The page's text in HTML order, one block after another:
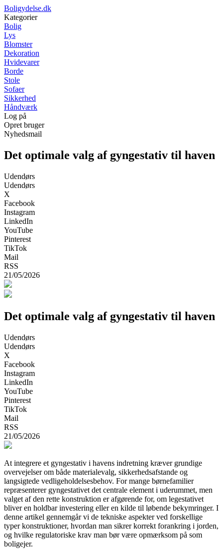
Boligydelse.dk
Kategorier
Bolig
Lys
Blomster
Dekoration
Hvidevarer
Borde
Stole
Sofaer
Sikkerhed
Håndværk
Log på
Opret bruger
Nyhedsmail
Det optimale valg af gyngestativ til haven
Udendørs
Udendørs
X
Facebook
Instagram
LinkedIn
YouTube
Pinterest
TikTok
Mail
RSS
21/05/2026
Det optimale valg af gyngestativ til haven
Udendørs
Udendørs
X
Facebook
Instagram
LinkedIn
YouTube
Pinterest
TikTok
Mail
RSS
21/05/2026
At integrere et gyngestativ i havens indretning kræver grundige
overvejelser om både materialevalg, sikkerhedsafstande og
langsigtede vedligeholdelsesbehov. For mange børnefamilier
repræsenterer gyngestativet det centrale element i uderummet, men
valget af den rette konstruktion er afgørende for, om legestativet
bliver en holdbar investering eller en kilde til løbende bekymringer. I
denne artikel gennemgår vi de tekniske aspekter ved forskellige
typer konstruktioner, hvordan man sikrer korrekt forankring i jorden,
og hvilke regulatoriske krav man bør være opmærksom på som
boligejer.